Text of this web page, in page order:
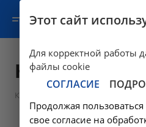
Карта сайта
Карта сайта
Этот сайт
Для корректной работы
файлы cookie
СОГЛАСИЕ
Продолжая
свое согласие на